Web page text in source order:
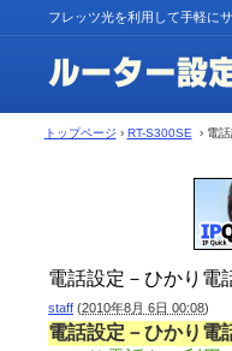
フレッツ光を利用して手軽に
トップページ › RT-S300SE › 電
電話設定－ひかり電
staff (2010年8月 6日 00:08)
電話設定－ひかり電